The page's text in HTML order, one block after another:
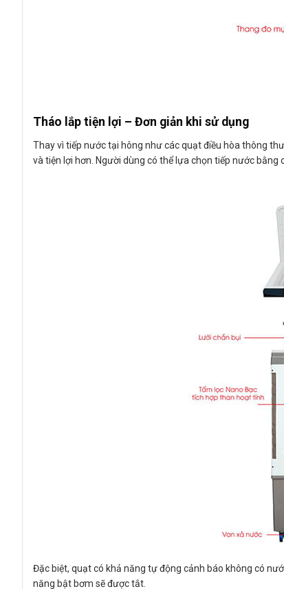
Tháo lắp tiện lợi – Đơn giản khi sử dụng
Thay vì tiếp nước tại hông như các quạt điều hòa thông
và tiện lợi hơn. Người dùng có thể lựa chọn tiếp nước
Đặc biệt, quạt có khả năng tự động cảnh báo không có
năng bật bơm sẽ được tắt.